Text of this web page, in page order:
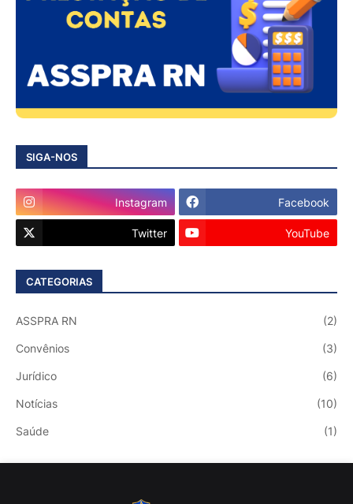
SIGA-NOS
Instagram Facebook
Twitter YouTube
CATEGORIAS
ASSPRA RN (2)
Convênios (3)
Jurídico (6)
Notícias (10)
Saúde (1)